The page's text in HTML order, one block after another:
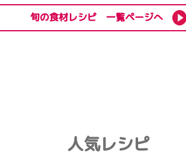
旬の食材レシピ 一覧ページへ
人気レシピ